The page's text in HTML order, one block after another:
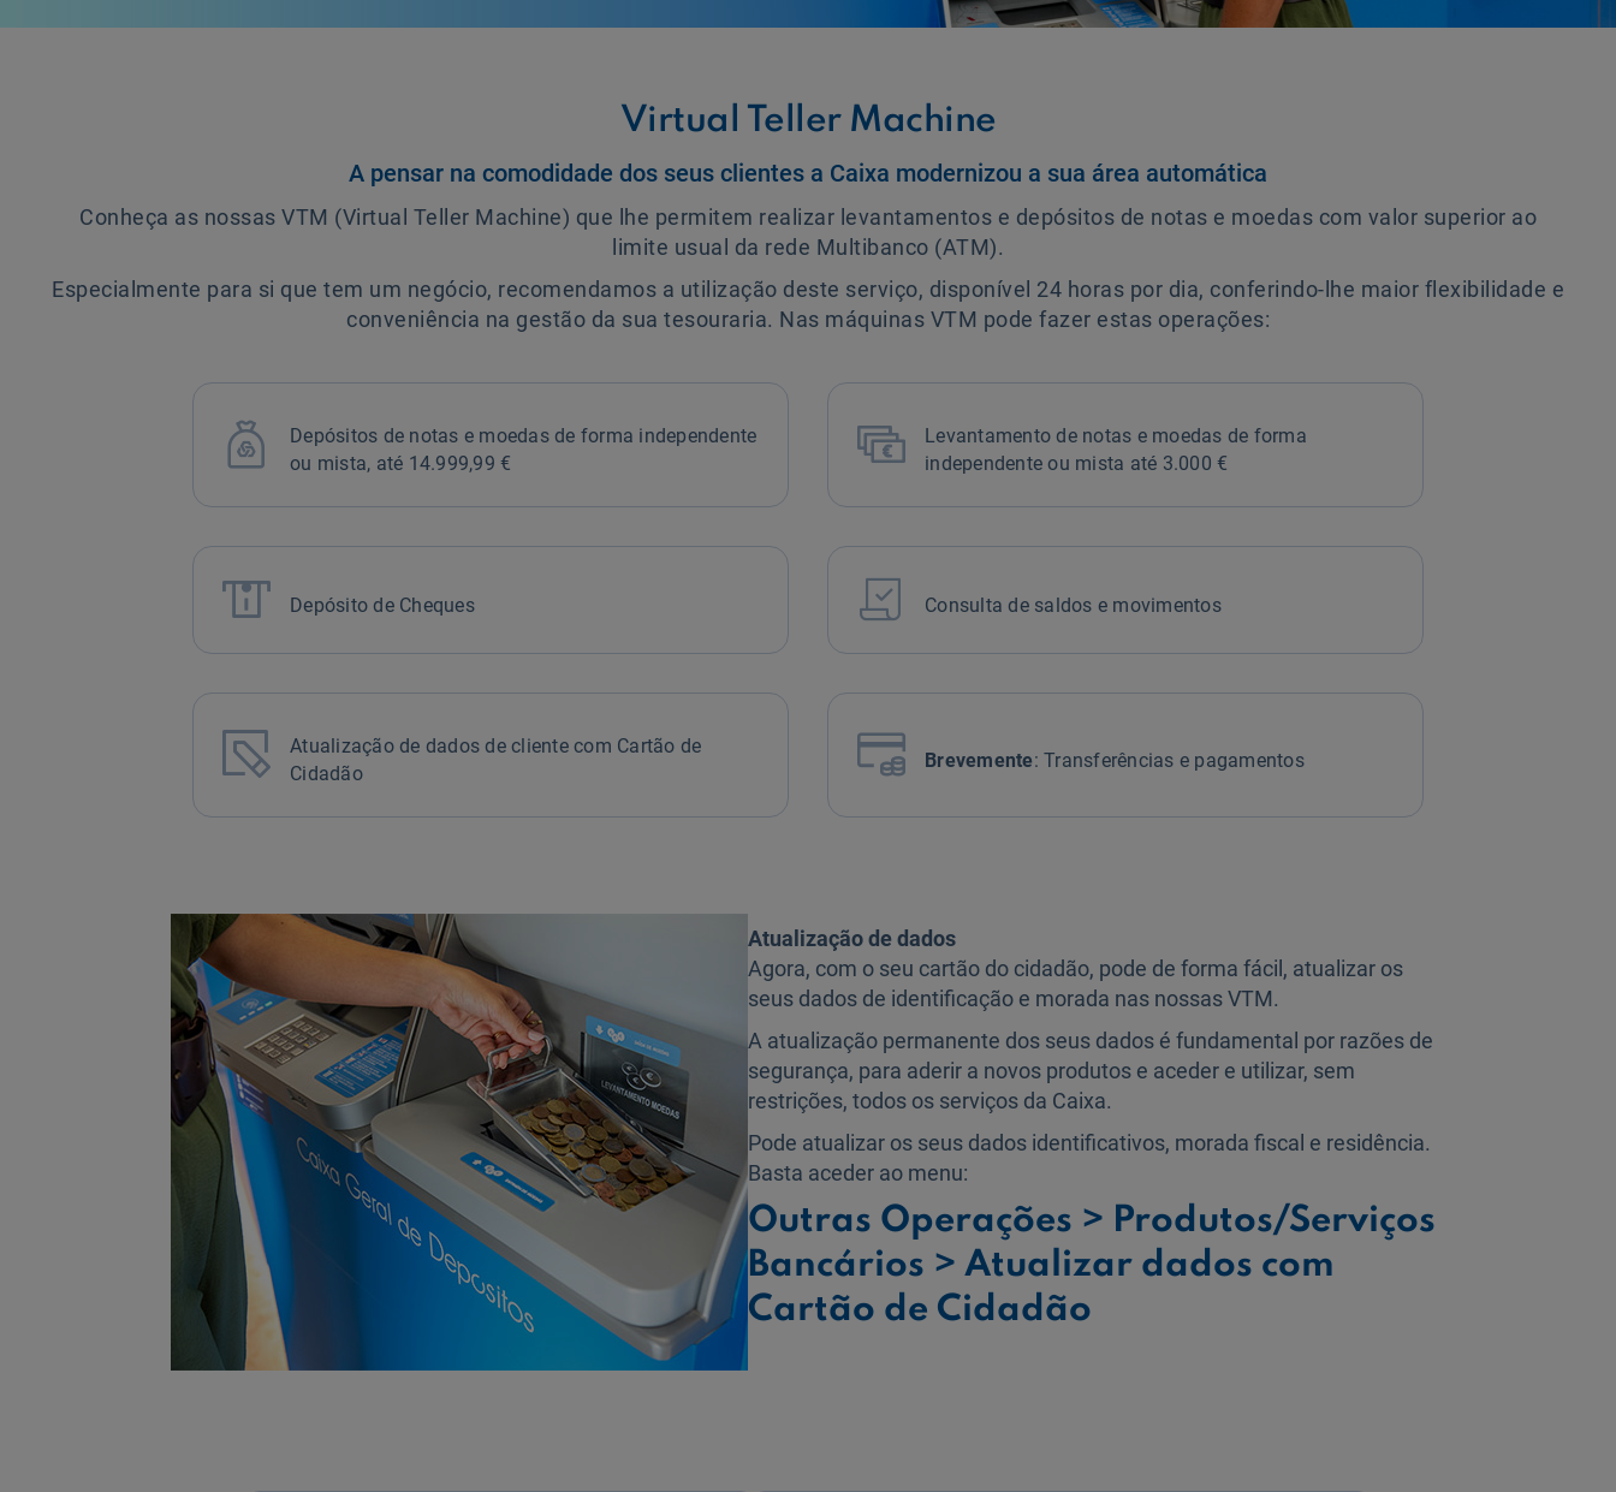
Virtual Teller Machine
A pensar na comodidade dos seus clientes a Caixa modernizou a sua área automática
Conheça as nossas VTM (Virtual Teller Machine) que lhe permitem realizar levantamentos e depósitos de notas e moedas com valor superior ao
limite usual da rede Multibanco (ATM).
Especialmente para si que tem um negócio, recomendamos a utilização deste serviço, disponível 24 horas por dia, conferindo-lhe maior flexibilidade e
conveniência na gestão da sua tesouraria. Nas máquinas VTM pode fazer estas operações:

Depósitos de notas e moedas de forma independente
ou mista, até 14.999,99 €

Levantamento de notas e moedas de forma
independente ou mista até 3.000 €
 Depósito de Cheques  Consulta de saldos e movimentos

Atualização de dados de cliente com Cartão de
Cidadão
 Brevemente: Transferências e pagamentos
Atualização de dados
Agora, com o seu cartão do cidadão, pode de forma fácil, atualizar os
seus dados de identificação e morada nas nossas VTM.
A atualização permanente dos seus dados é fundamental por razões de
segurança, para aderir a novos produtos e aceder e utilizar, sem
restrições, todos os serviços da Caixa.
Pode atualizar os seus dados identificativos, morada fiscal e residência.
Basta aceder ao menu:
Outras Operações > Produtos/Serviços
Bancários > Atualizar dados com
Cartão de Cidadão